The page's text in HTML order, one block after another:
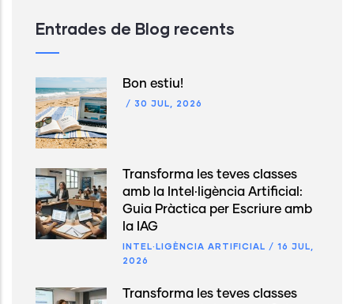
Entrades de Blog recents
Bon estiu!
/ 30 JUL, 2026
Transforma les teves classes
amb la Intel·ligència Artificial:
Guia Pràctica per Escriure amb
la IAG
INTEL·LIGÈNCIA ARTIFICIAL / 16 JUL,
2026
Transforma les teves classes